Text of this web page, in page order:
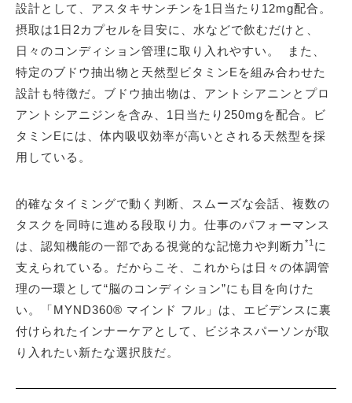
設計として、アスタキサンチンを1日当たり12mg配合。
摂取は1日2カプセルを目安に、水などで飲むだけと、
日々のコンディション管理に取り入れやすい。 また、
特定のブドウ抽出物と天然型ビタミンEを組み合わせた
設計も特徴だ。ブドウ抽出物は、アントシアニンとプロ
アントシアニジンを含み、1日当たり250mgを配合。ビ
タミンEには、体内吸収効率が高いとされる天然型を採
用している。
的確なタイミングで動く判断、スムーズな会話、複数の
タスクを同時に進める段取り力。仕事のパフォーマンス
は、認知機能の一部である視覚的な記憶力や判断力 *1 に
支えられている。だからこそ、これからは日々の体調管
理の一環として“脳のコンディション”にも目を向けた
い。「MYND360® マインド フル」は、エビデンスに裏
付けられたインナーケアとして、ビジネスパーソンが取
り入れたい新たな選択肢だ。